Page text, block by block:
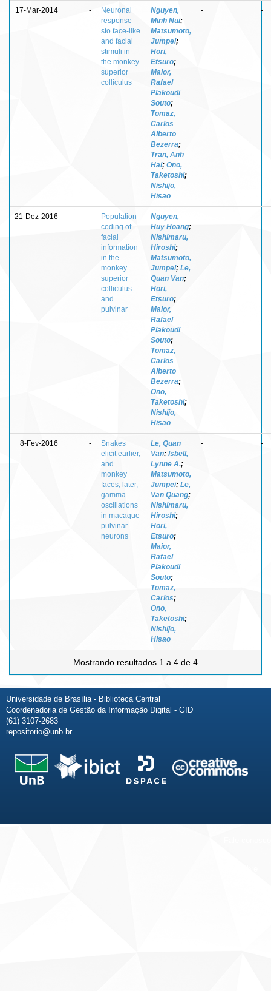
17-Mar-2014 -
Neuronal
response
sto face-like
and facial
stimuli in
the monkey
superior
colliculus
Nguyen,
Minh Nui;
Matsumoto,
Jumpei;
Hori,
Etsuro;
Maior,
Rafael
Plakoudi
Souto;
Tomaz,
Carlos
Alberto
Bezerra;
Tran, Anh
Hai; Ono,
Taketoshi;
Nishijo,
Hisao
- -
21-Dez-2016 -
Population
coding of
facial
information
in the
monkey
superior
colliculus
and
pulvinar
Nguyen,
Huy Hoang;
Nishimaru,
Hiroshi;
Matsumoto,
Jumpei; Le,
Quan Van;
Hori,
Etsuro;
Maior,
Rafael
Plakoudi
Souto;
Tomaz,
Carlos
Alberto
Bezerra;
Ono,
Taketoshi;
Nishijo,
Hisao
- -
8-Fev-2016 -
Snakes
elicit earlier,
and
monkey
faces, later,
gamma
oscillations
in macaque
pulvinar
neurons
Le, Quan
Van; Isbell,
Lynne A.;
Matsumoto,
Jumpei; Le,
Van Quang;
Nishimaru,
Hiroshi;
Hori,
Etsuro;
Maior,
Rafael
Plakoudi
Souto;
Tomaz,
Carlos;
Ono,
Taketoshi;
Nishijo,
Hisao
- -
Mostrando resultados 1 a 4 de 4
Universidade de Brasília - Biblioteca Central
Coordenadoria de Gestão da Informação Digital - GID
(61) 3107-2683
repositorio@unb.br